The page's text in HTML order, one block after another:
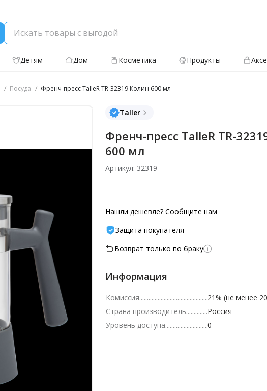
Детям Дом Косметика Продукты
Посуда Френч-пресс TalleR TR-32319 Колин 600 мл
Taller
Френч-пресс TalleR TR-
600 мл
Артикул: 32319
Нашли дешевле? Сообщите нам
Защита покупателя
Возврат только по браку
Информация
Комиссия
21% (не менее
Страна производитель
Россия
Уровень доступа
0